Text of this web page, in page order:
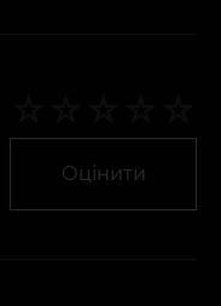
Оцінити